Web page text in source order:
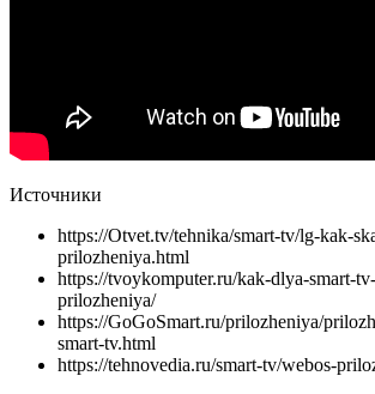
Источники
https://Otvet.tv/tehnika/smart-tv/lg-kak-
prilozheniya.html
https://tvoykomputer.ru/kak-dlya-smart-
prilozheniya/
https://GoGoSmart.ru/prilozheniya/
smart-tv.html
https://tehnovedia.ru/smart-tv/webos-